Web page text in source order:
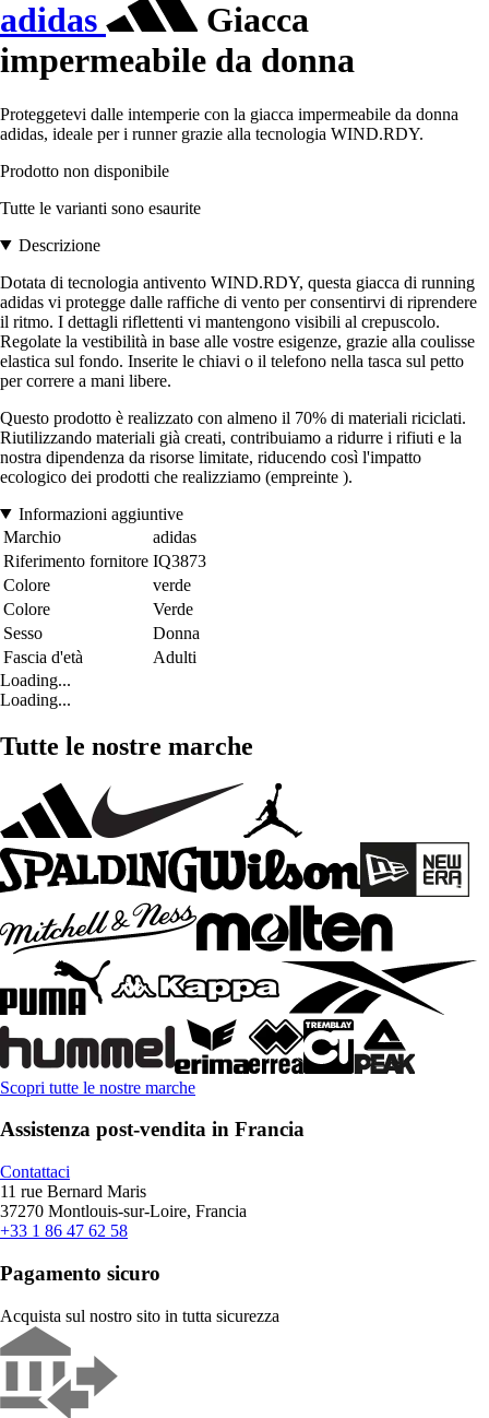
adidas
Giacca
impermeabile da donna
Proteggetevi dalle intemperie con la giacca impermeabile da donna
adidas, ideale per i runner grazie alla tecnologia WIND.RDY.
Prodotto non disponibile
Tutte le varianti sono esaurite
Descrizione
Dotata di tecnologia antivento WIND.RDY, questa giacca di running
adidas vi protegge dalle raffiche di vento per consentirvi di riprendere
il ritmo. I dettagli riflettenti vi mantengono visibili al crepuscolo.
Regolate la vestibilità in base alle vostre esigenze, grazie alla coulisse
elastica sul fondo. Inserite le chiavi o il telefono nella tasca sul petto
per correre a mani libere.
Questo prodotto è realizzato con almeno il 70% di materiali riciclati.
Riutilizzando materiali già creati, contribuiamo a ridurre i rifiuti e la
nostra dipendenza da risorse limitate, riducendo così l'impatto
ecologico dei prodotti che realizziamo (empreinte ).
Informazioni aggiuntive
Marchio
adidas
Riferimento fornitore IQ3873
Colore
verde
Colore
Verde
Sesso
Donna
Fascia d'età
Adulti
Loading...
Loading...
Tutte le nostre marche
Scopri tutte le nostre marche
Assistenza post-vendita in Francia
Contattaci
11 rue Bernard Maris
37270 Montlouis-sur-Loire, Francia
+33 1 86 47 62 58
Pagamento sicuro
Acquista sul nostro sito in tutta sicurezza